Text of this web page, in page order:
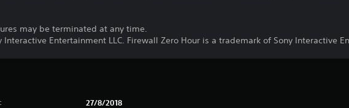
may be terminated at any time.
Interactive Entertainment LLC. Firewall Zero Hour is a trademark of Sony Interactive
27/8/2018